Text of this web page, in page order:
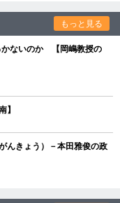
もっと見る
かないのか 【岡嶋教授の
】
んきょう）－本田雅俊の政